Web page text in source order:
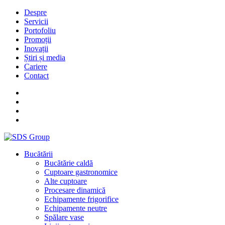
Despre
Servicii
Portofoliu
Promoții
Inovații
Știri și media
Cariere
Contact
Bucătării
Bucătărie caldă
Cuptoare gastronomice
Alte cuptoare
Procesare dinamică
Echipamente frigorifice
Echipamente neutre
Spălare vase